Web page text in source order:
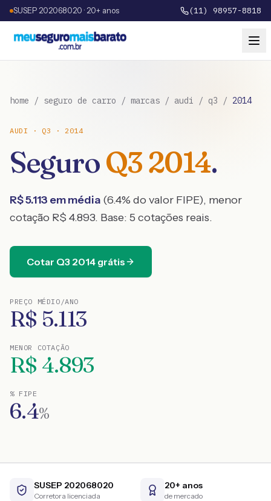
SUSEP 202068020 · 20+ anos (11) 98957-8818
home / seguro de carro / marcas / audi / q3 / 2014
AUDI · Q3 ·2014
SeguroQ32014.
R$5.113 em média (6.4% do valor FIPE), menor
cotação R$ 4.893. Base: 5 cotações reais.
Cotar Q3 2014 grátis
PREÇO MÉDIO/ANO
R$ 5.113
MENOR COTAÇÃO
R$ 4.893
% FIPE
6.4%
SUSEP 202068020
Corretora licenciada
20+ anos
de mercado